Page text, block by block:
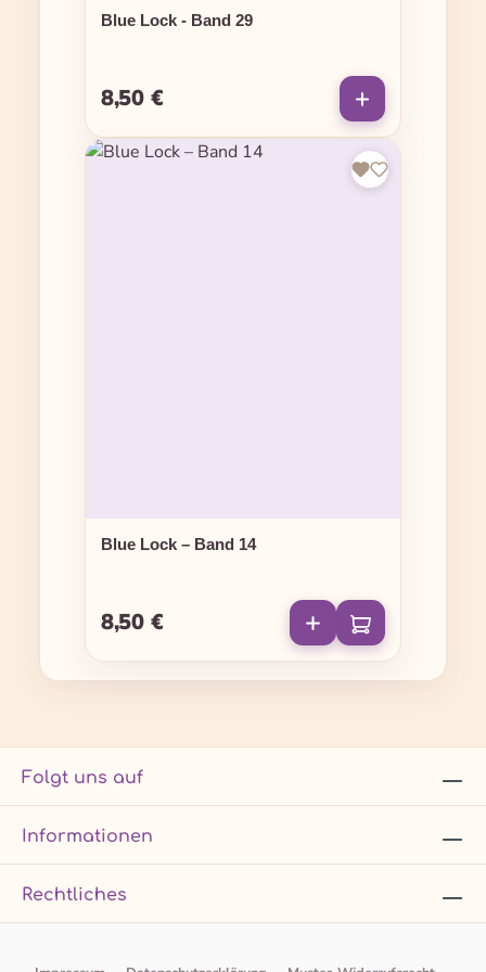
Blue Lock - Band 29
Regulärer Preis:
8,50 €
Blue Lock – Band 14
Regulärer Preis:
8,50 €
Folgt uns auf
Informationen
Rechtliches